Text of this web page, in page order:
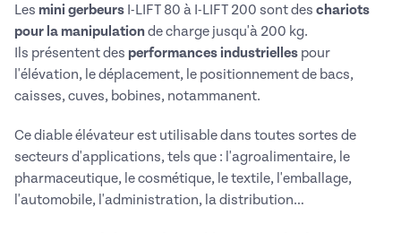
Les mini gerbeurs I-LIFT 80 à I-LIFT 200 sont des chariots
pour la manipulationde charge jusqu'à 200 kg.
Ils présentent des performances industrielles pour
l'élévation, le déplacement, le positionnement de bacs,
caisses, cuves, bobines, notammanent.
Ce diable élévateur est utilisable dans toutes sortes de
secteurs d'applications, tels que : l'agroalimentaire, le
pharmaceutique, le cosmétique, le textile, l'emballage,
l'automobile, l'administration, la distribution…